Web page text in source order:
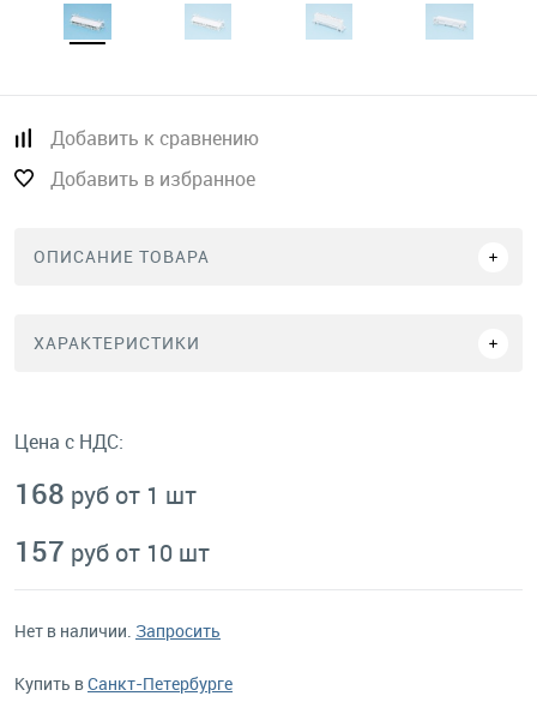
Добавить к сравнению
Добавить в избранное
ОПИСАНИЕ ТОВАРА
ХАРАКТЕРИСТИКИ
Цена с НДС:
168 руб от 1 шт
157 руб от 10 шт
Нет в наличии. Запросить
Купить вСанкт-Петербурге